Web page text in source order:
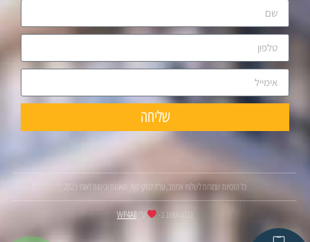
שליחה
כל הזכויות שמורות לשלומי ארונוב, עו"ד לנזקי גוף, תאונות וביטוח לאומי 2023
נבנה ועוצב ב- ע"יWP4All